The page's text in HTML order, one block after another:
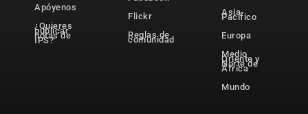
Apóyenos
¿Quieres
publicar
notas de
IPS?
Flickr
Reglas de
comunidad
Asia-
Pacífico
Europa
Medio
Oriente y
Norte de
África
Mundo